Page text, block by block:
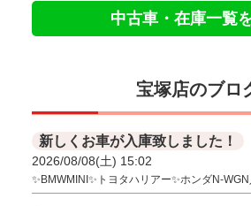
中古車・在庫一覧
宝塚店のブロ
新しくお車が入庫致しました！
2026/08/08(土) 15:02
✨BMWMINI✨トヨタハリアー✨ホンダN-